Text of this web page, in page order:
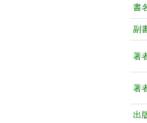
書
副
著
著
出